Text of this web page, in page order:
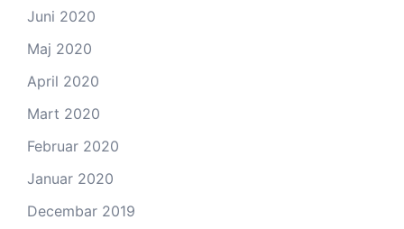
Juni 2020
Maj 2020
April 2020
Mart 2020
Februar 2020
Januar 2020
Decembar 2019